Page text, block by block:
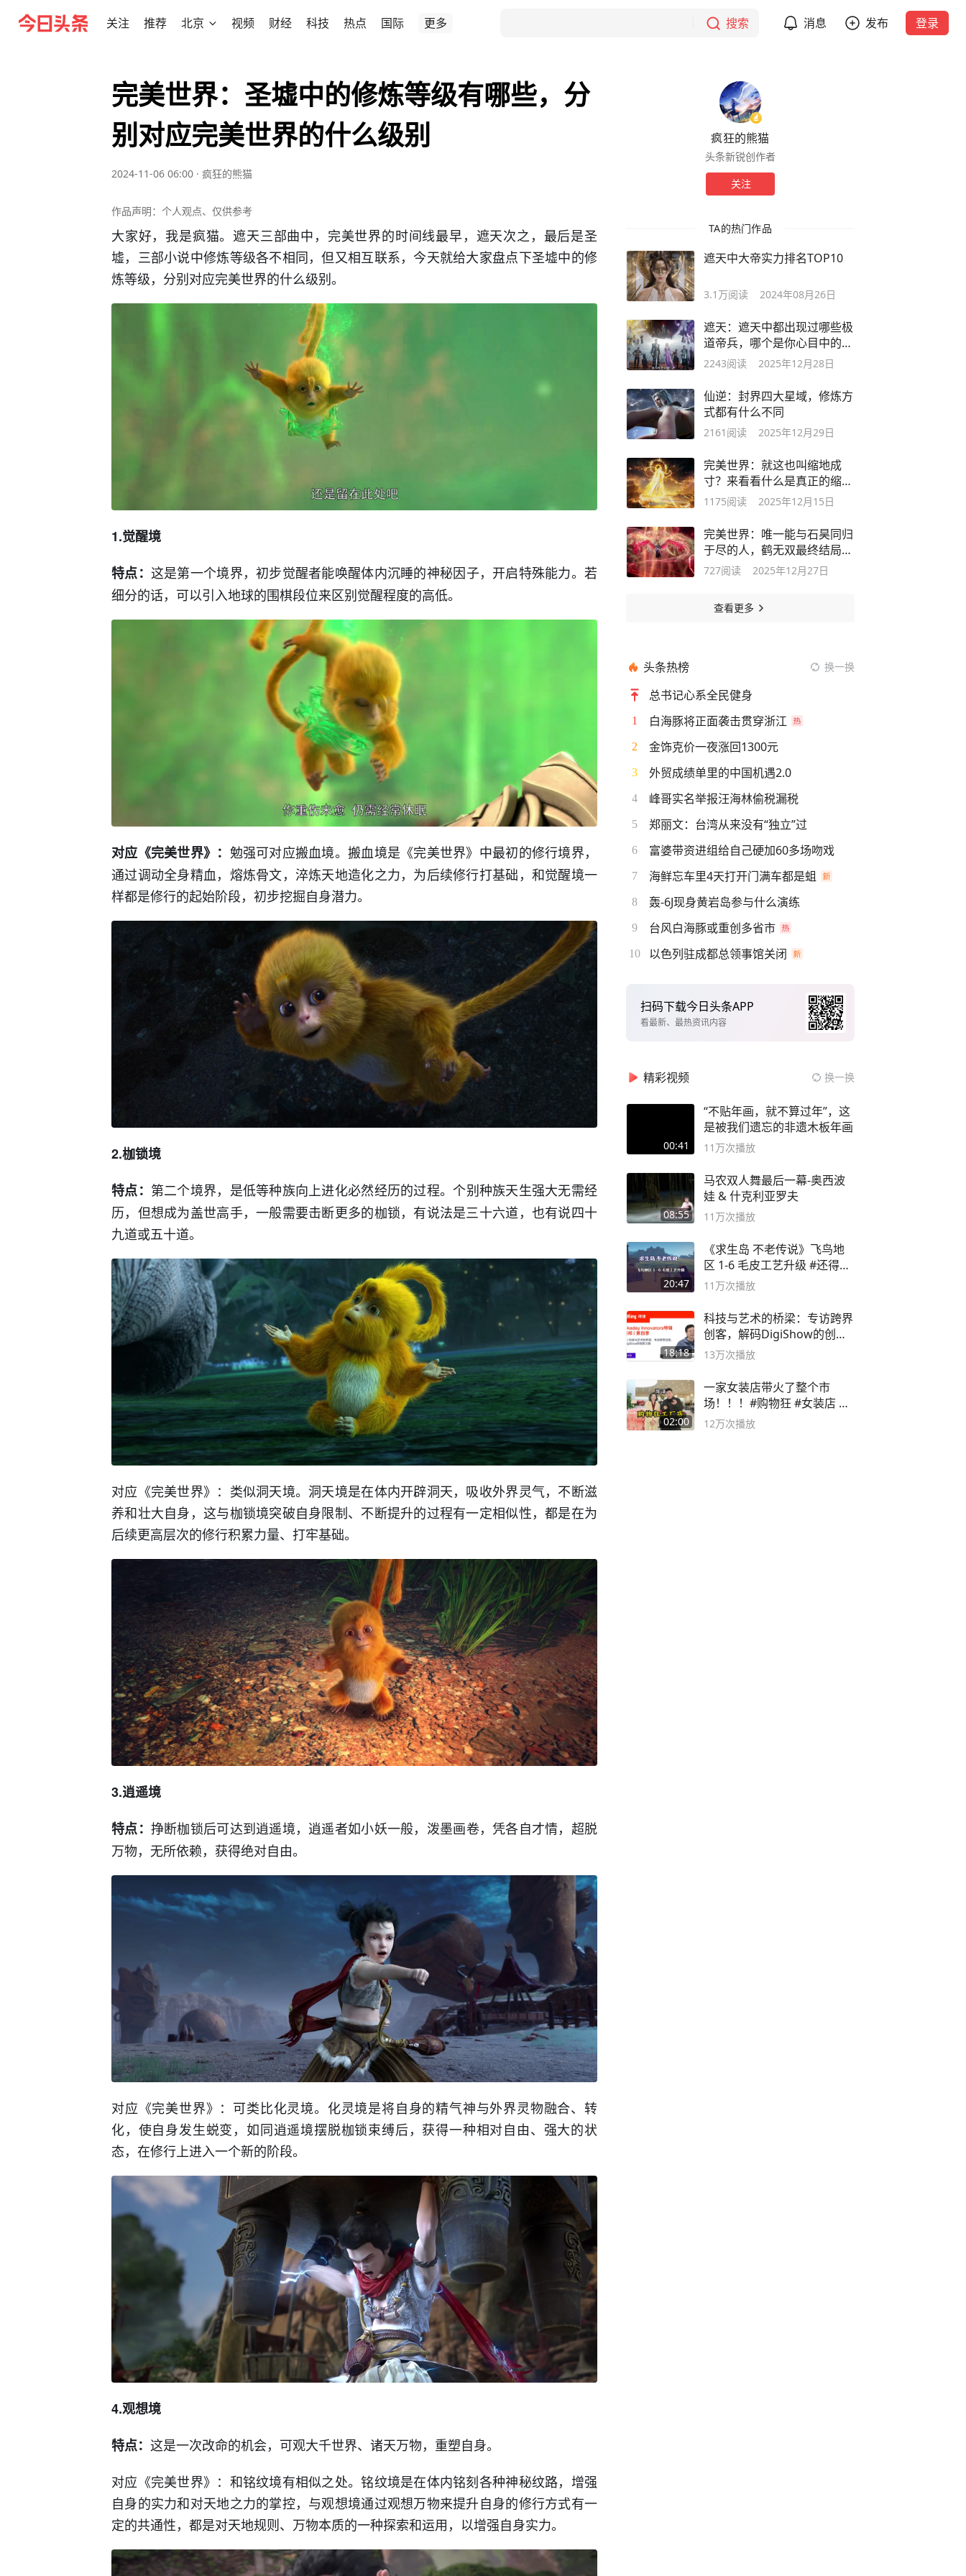
关注 推荐 北京 视频 财经 科技 热点 国际 更多 搜索 消息 发布 登录
完美世界：圣墟中的修炼等级有哪些，分
别对应完美世界的什么级别
2024-11-06 06:00 · 疯狂的熊猫
作品声明：个人观点、仅供参考
大家好，我是疯猫。遮天三部曲中，完美世界的时间线最早，遮天次之，最后是圣
墟，三部小说中修炼等级各不相同，但又相互联系，今天就给大家盘点下圣墟中的修
炼等级，分别对应完美世界的什么级别。
1.觉醒境
特点： 这是第一个境界，初步觉醒者能唤醒体内沉睡的神秘因子，开启特殊能力。若
细分的话，可以引入地球的围棋段位来区别觉醒程度的高低。
对应《完美世界》： 勉强可对应搬血境。搬血境是《完美世界》中最初的修行境界，
通过调动全身精血，熔炼骨文，淬炼天地造化之力，为后续修行打基础，和觉醒境一
样都是修行的起始阶段，初步挖掘自身潜力。
2.枷锁境
特点： 第二个境界，是低等种族向上进化必然经历的过程。个别种族天生强大无需经
历，但想成为盖世高手，一般需要击断更多的枷锁，有说法是三十六道，也有说四十
九道或五十道。
对应《完美世界》：类似洞天境。洞天境是在体内开辟洞天，吸收外界灵气，不断滋
养和壮大自身，这与枷锁境突破自身限制、不断提升的过程有一定相似性，都是在为
后续更高层次的修行积累力量、打牢基础。
3.逍遥境
特点： 挣断枷锁后可达到逍遥境，逍遥者如小妖一般，泼墨画卷，凭各自才情，超脱
万物，无所依赖，获得绝对自由。
对应《完美世界》：可类比化灵境。化灵境是将自身的精气神与外界灵物融合、转
化，使自身发生蜕变，如同逍遥境摆脱枷锁束缚后，获得一种相对自由、强大的状
态，在修行上进入一个新的阶段。
4.观想境
特点： 这是一次改命的机会，可观大千世界、诸天万物，重塑自身。
对应《完美世界》：和铭纹境有相似之处。铭纹境是在体内铭刻各种神秘纹路，增强
自身的实力和对天地之力的掌控，与观想境通过观想万物来提升自身的修行方式有一
定的共通性，都是对天地规则、万物本质的一种探索和运用，以增强自身实力。
疯狂的熊猫
头条新锐创作者
关注
TA的热门作品
遮天中大帝实力排名TOP10
3.1万阅读 2024年08月26日
遮天：遮天中都出现过哪些极
道帝兵，哪个是你心目中的最
强帝兵
2243阅读 2025年12月28日
仙逆：封界四大星域，修炼方
式都有什么不同
2161 阅读 2025年12月29日
完美世界：就这也叫缩地成
寸？来看看什么是真正的缩地
成寸
1175阅读 2025年12月15日
完美世界：唯一能与石昊同归
于尽的人，鹤无双最终结局如
何
727阅读 2025年12月27日
查看更多
头条热榜 换一换
总书记心系全民健身
1 白海豚将正面袭击贯穿浙江
2 金饰克价一夜涨回1300元
3 外贸成绩单里的中国机遇2.0
4 峰哥实名举报汪海林偷税漏税
5 郑丽文：台湾从来没有“独立”过
6 富婆带资进组给自己硬加60多场吻戏
7 海鲜忘车里4天打开门满车都是蛆
8 轰-6J现身黄岩岛参与什么演练
9 台风白海豚或重创多省市
10 以色列驻成都总领事馆关闭
扫码下载今日头条APP
看最新、最热资讯内容
精彩视频 换一换
00:41
“不贴年画，就不算过年”，这
是被我们遗忘的非遗木板年画
11万次播放
08:55
马农双人舞最后一幕-奥西波
娃 & 什克利亚罗夫
11万次播放
20:47
《求生岛 不老传说》飞鸟地
区 1-6 毛皮工艺升级 #还得是
主机大作
11万次播放
18:18
科技与艺术的桥梁：专访跨界
创客，解码DigiShow的创新
之路
13万次播放
02:00
一家女装店带火了整个市
场！！！#购物狂 #女装店 #
高品质女装
12万次播放